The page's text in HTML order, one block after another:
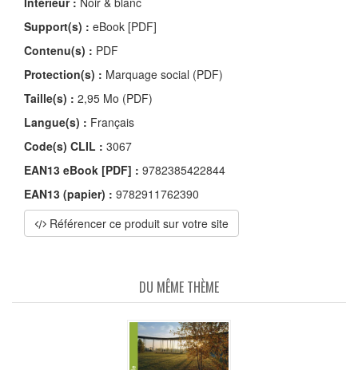
Support(s) : eBook [PDF]
Contenu(s) : PDF
Protection(s) : Marquage social (PDF)
Taille(s) : 2,95 Mo (PDF)
Langue(s) : Français
Code(s) CLIL : 3067
EAN13 eBook [PDF] : 9782385422844
EAN13 (papier) : 9782911762390
Référencer ce produit sur votre site
DU MÊME THÈME